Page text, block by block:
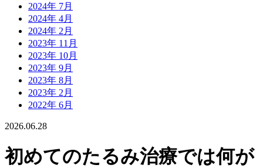
2024年 7月
2024年 4月
2024年 2月
2023年 11月
2023年 10月
2023年 9月
2023年 8月
2023年 2月
2022年 6月
2026.06.28
初めてのたるみ治療では何が